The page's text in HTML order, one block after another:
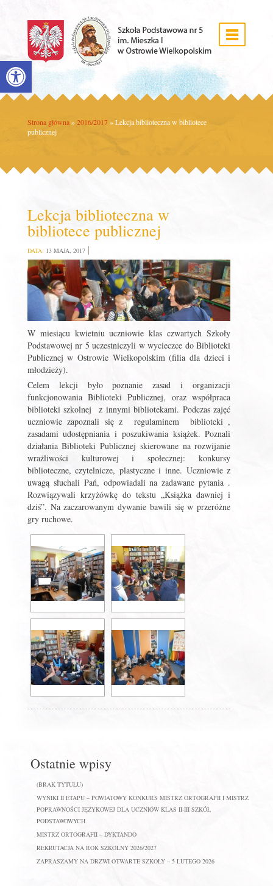
Open toolbar
Strona główna » 2016/2017 »Lekcja biblioteczna w bibliotece
publicznej
Lekcja biblioteczna w
bibliotece publicznej
DATA: 13 MAJA, 2017
W miesiącu kwietniu uczniowie klas czwartych Szkoły
Podstawowej nr 5 uczestniczyli w wycieczce do Biblioteki
Publicznej w Ostrowie Wielkopolskim (filia dla dzieci i
młodzieży).
Celem lekcji było poznanie zasad i organizacji
funkcjonowania Biblioteki Publicznej, oraz współpraca
biblioteki szkolnej z innymi bibliotekami. Podczas zajęć
uczniowie zapoznali się z regulaminem biblioteki ,
zasadami udostępniania i poszukiwania książek. Poznali
działania Biblioteki Publicznej skierowane na rozwijanie
wrażliwości kulturowej i społecznej: konkursy
biblioteczne, czytelnicze, plastyczne i inne. Uczniowie z
uwagą słuchali Pań, odpowiadali na zadawane pytania .
Rozwiązywali krzyżówkę do tekstu „Książka dawniej i
dziś”. Na zaczarowanym dywanie bawili się w przeróżne
gry ruchowe.
Ostatnie wpisy
(BRAK TYTUŁU)
WYNIKI II ETAPU – POWIATOWY KONKURS MISTRZ ORTOGRAFII I MISTRZ
POPRAWNOŚCI JĘZYKOWEJ DLA UCZNIÓW KLAS II-III SZKÓŁ
PODSTAWOWYCH
MISTRZ ORTOGRAFII – DYKTANDO
REKRUTACJA NA ROK SZKOLNY 2026/2027
ZAPRASZAMY NA DRZWI OTWARTE SZKOŁY – 5 LUTEGO 2026